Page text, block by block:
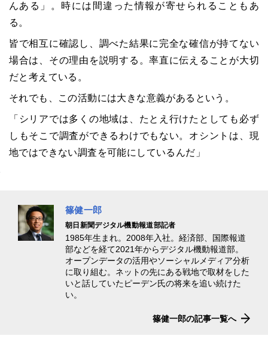
んある」。時には間違った情報が寄せられることもあ
る。
皆で相互に確認し、調べた結果に完全な確信が持てない
場合は、その理由を説明する。率直に伝えることが大切
だと考えている。
それでも、この活動には大きな意義があるという。
「シリアでは多くの地域は、たとえ行けたとしても必ず
しもそこで調査ができるわけでもない。オシントは、現
地ではできない調査を可能にしているんだ」
篠健一郎
朝日新聞デジタル機動報道部記者
1985年生まれ。2008年入社。経済部、国際報道
部などを経て2021年からデジタル機動報道部。
オープンデータの活用やソーシャルメディア分析
に取り組む。ネットの先にある戦地で取材をした
いと話していたピーデン氏の将来を追い続けた
い。
篠健一郎の記事一覧へ